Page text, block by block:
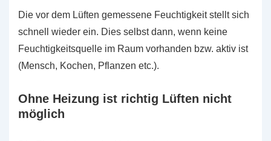
Die vor dem Lüften gemessene Feuchtigkeit stellt sich
schnell wieder ein. Dies selbst dann, wenn keine
Feuchtigkeitsquelle im Raum vorhanden bzw. aktiv ist
(Mensch, Kochen, Pflanzen etc.).
Ohne Heizung ist richtig Lüften nicht
möglich